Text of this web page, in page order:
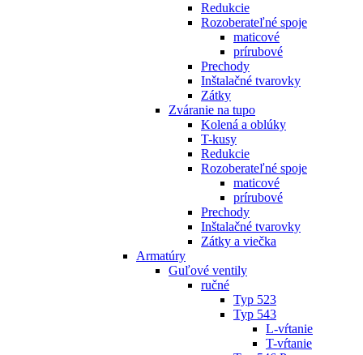
Redukcie
Rozoberateľné spoje
maticové
prírubové
Prechody
Inštalačné tvarovky
Zátky
Zváranie na tupo
Kolená a oblúky
T-kusy
Redukcie
Rozoberateľné spoje
maticové
prírubové
Prechody
Inštalačné tvarovky
Zátky a viečka
Armatúry
Guľové ventily
ručné
Typ 523
Typ 543
L-vŕtanie
T-vŕtanie